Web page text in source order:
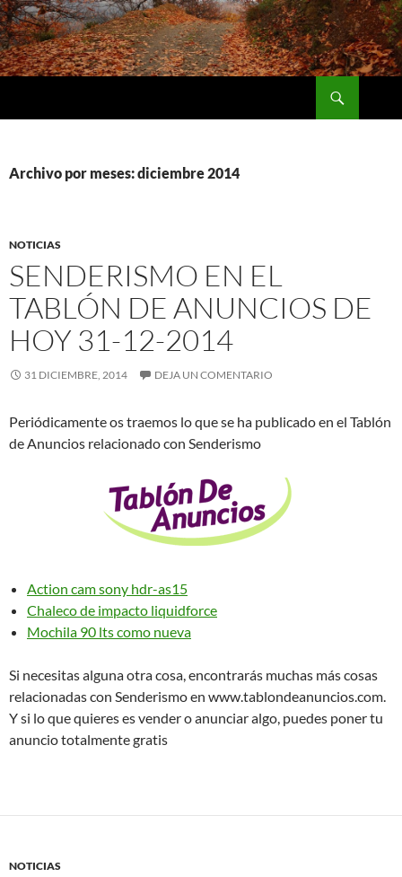
Saltar
al
contenido
Archivo por meses: diciembre 2014
NOTICIAS
SENDERISMO EN EL
TABLÓN DE ANUNCIOS DE
HOY 31-12-2014
31 DICIEMBRE, 2014 DEJA UN COMENTARIO
Periódicamente os traemos lo que se ha publicado en el Tablón
de Anuncios relacionado con Senderismo
Action cam sony hdr-as15
Chaleco de impacto liquidforce
Mochila 90 lts como nueva
Si necesitas alguna otra cosa, encontrarás muchas más cosas
relacionadas con Senderismo en www.tablondeanuncios.com.
Y si lo que quieres es vender o anunciar algo, puedes poner tu
anuncio totalmente gratis
NOTICIAS